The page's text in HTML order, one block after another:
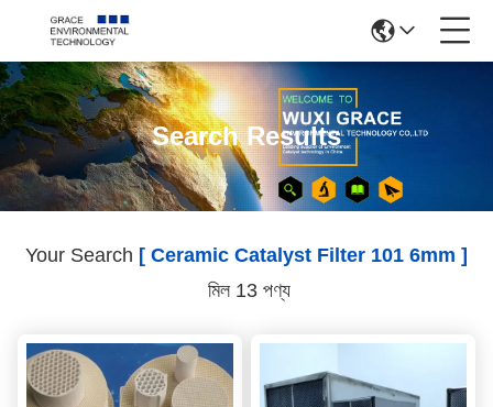
Search Results
Your Search [ Ceramic Catalyst Filter 101 6mm ]
মিল 13 পণ্য